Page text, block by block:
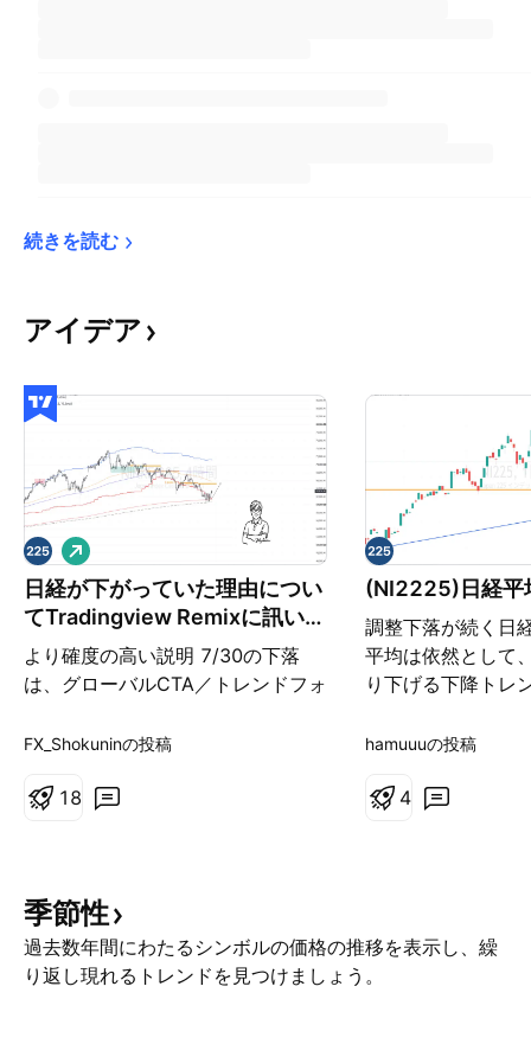
続きを読む
アイデア
日経が下がっていた理由につい
てTradingview Remixに訊いて
みました。
より確度の高い説明 7/30の下落
は、グローバルCTA／トレンドフォ
主因と見るのが自然です。彼らは年
ポジションを積み上げており、
に見える現象を作り出しています。
アブダビ委託先のヘッジ外しが一部
寄与した可能性はありますが、下落
ロ
ン
グ
FX_Shokuninの投稿
1 8
(NI2225)日経平
調整下落が続く日
平均は依然として
り下げる下降トレ
力が優位な状態が
強い買い戻しが入
要レジスタンス
hamuuuの投稿
4
季節性
過去数年間にわたるシンボルの価格の推移を表示し、繰
り返し現れるトレンドを見つけましょう。